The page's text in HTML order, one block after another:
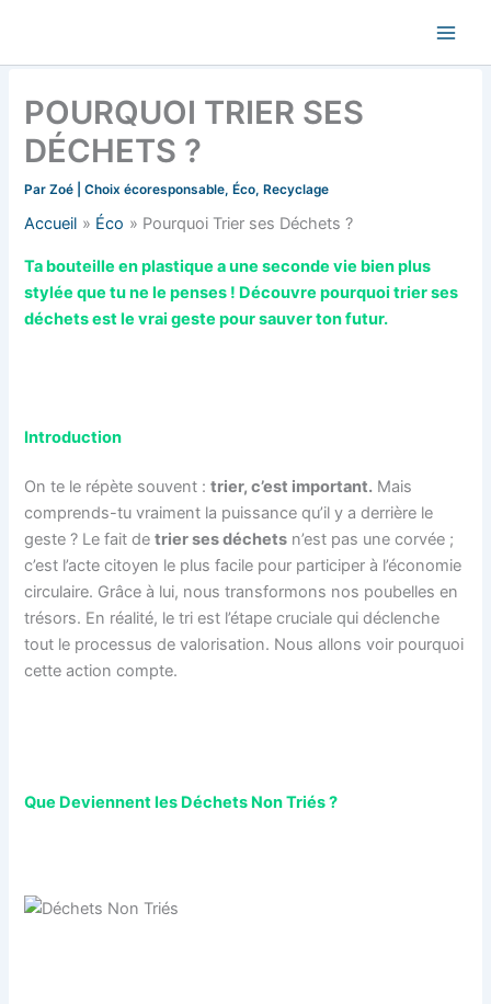
contenu
POURQUOI TRIER SES
DÉCHETS ?
ParZoé |Choix écoresponsable, Éco, Recyclage
Accueil Éco Pourquoi Trier ses Déchets ?
Ta bouteille en plastique a une seconde vie bien plus
stylée que tu ne le penses ! Découvre pourquoitrier ses
déchetsest le vrai geste pour sauver ton futur.
Introduction
On te le répète souvent :trier, c’est important. Mais
comprends-tu vraiment la puissance qu’il y a derrière le
geste ? Le fait detrier ses déchets n’est pas une corvée ;
c’est l’acte citoyen le plus facile pour participer à l’économie
circulaire. Grâce à lui, nous transformons nos poubelles en
trésors. En réalité, le tri est l’étape cruciale qui déclenche
tout le processus de valorisation. Nous allons voir pourquoi
cette action compte.
Que Deviennent les Déchets Non Triés ?